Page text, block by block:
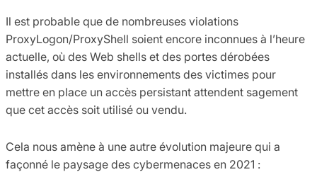
Il est probable que de nombreuses violations
ProxyLogon/ProxyShell soient encore inconnues à l’heure
actuelle, où des Web shells et des portes dérobées
installés dans les environnements des victimes pour
mettre en place un accès persistant attendent sagement
que cet accès soit utilisé ou vendu.
Cela nous amène à une autre évolution majeure qui a
façonné le paysage des cybermenaces en 2021 :